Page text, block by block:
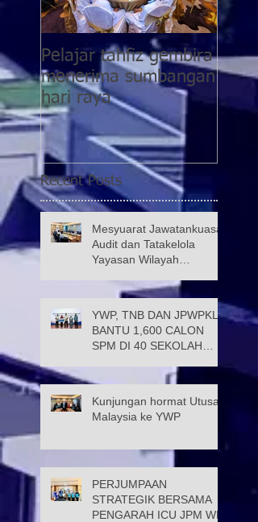
Pelajar tahfiz gembira
menerima sumbangan
hari raya
Recent Posts
Mesyuarat Jawatankuasa
Audit dan Tatakelola
Yayasan Wilayah
YWP, TNB DAN JPWPKL
BANTU 1,600 CALON
SPM DI 40 SEKOLAH
Kunjungan hormat Utusan
Malaysia ke YWP
PERJUMPAAN
STRATEGIK BERSAMA
PENGARAH ICU JPM WP